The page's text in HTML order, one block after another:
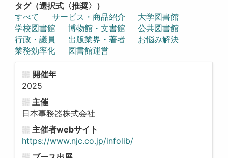
タグ（選択式〈推奨〉）
すべて
サービス・商品紹介
大学図書館
学校図書館
博物館・文書館
公共図書館
行政・議員
出版業界・著者
お悩み解決
業務効率化
図書館運営
開催年
2025
主催
日本事務器株式会社
主催者webサイト
https://www.njc.co.jp/infolib/